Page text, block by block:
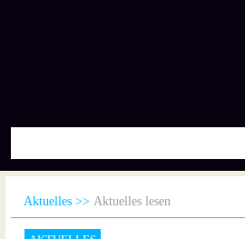
Aktuelles Aktuelles lesen